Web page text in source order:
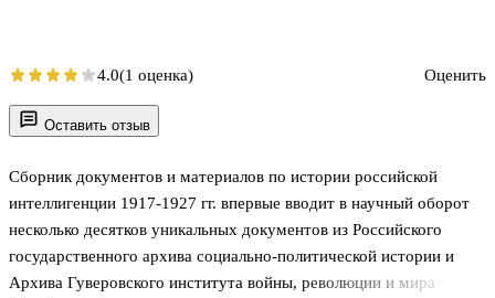
Оставить отзыв
Сборник документов и материалов по истории российской
интеллигенции 1917-1927 гг. впервые вводит в научный оборот
несколько десятков уникальных документов из Российского
государственного архива социально-политической истории и
Архива Гуверовского института войны, революции и мира
4.0(1 оценка) Оценить